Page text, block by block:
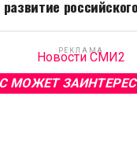
РЕКЛАМА
Новости СМИ2
МОЖЕТ